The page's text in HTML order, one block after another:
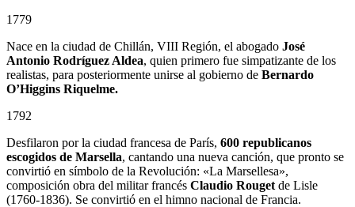
1779
Nace en la ciudad de Chillán, VIII Región, el abogado José
Antonio Rodríguez Aldea, quien primero fue simpatizante de los
realistas, para posteriormente unirse al gobierno de Bernardo
O’Higgins Riquelme.
1792
Desfilaron por la ciudad francesa de París, 600 republicanos
escogidos de Marsella, cantando una nueva canción, que pronto se
convirtió en símbolo de la Revolución: «La Marsellesa»,
composición obra del militar francés Claudio Rouget de Lisle
(1760-1836). Se convirtió en el himno nacional de Francia.